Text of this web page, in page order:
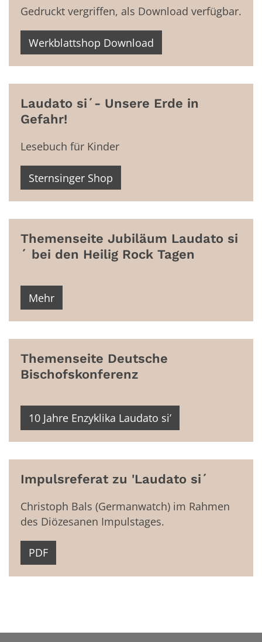
Gedruckt vergriffen, als Download verfügbar.
Werkblattshop Download
Laudato si´- Unsere Erde in
Gefahr!
Lesebuch für Kinder
Sternsinger Shop
Themenseite Jubiläum Laudato si
´ bei den Heilig Rock Tagen
Mehr
Themenseite Deutsche
Bischofskonferenz
10 Jahre Enzyklika Laudato si’
Impulsreferat zu 'Laudato si´
Christoph Bals (Germanwatch) im Rahmen
des Diözesanen Impulstages.
PDF